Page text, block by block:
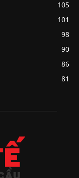
105
101
98
90
86
81